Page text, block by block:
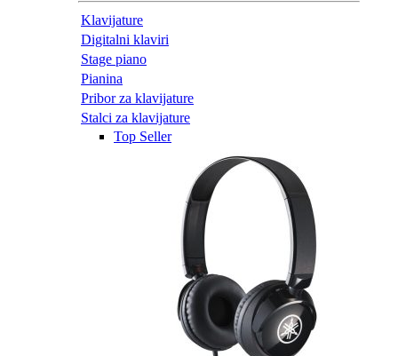
Klavijature
Digitalni klaviri
Stage piano
Pianina
Pribor za klavijature
Stalci za klavijature
Top Seller